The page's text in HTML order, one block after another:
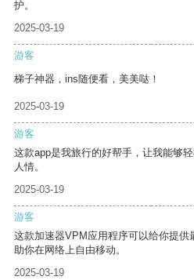
护。
2025-03-19
游客
梯子神器，ins随便看，美美哒！
2025-03-19
游客
这款app是我旅行的好帮手，让我能够
人情。
2025-03-19
游客
这款加速器VPM应用程序可以给你提
助你在网络上自由移动。
2025-03-19